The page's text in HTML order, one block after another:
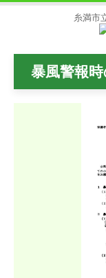
糸満市
暴風警報